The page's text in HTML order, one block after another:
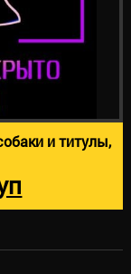
и титулы,